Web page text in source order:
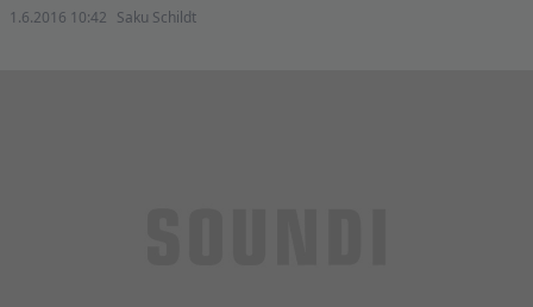
1.6.2016 10:42 Saku Schildt